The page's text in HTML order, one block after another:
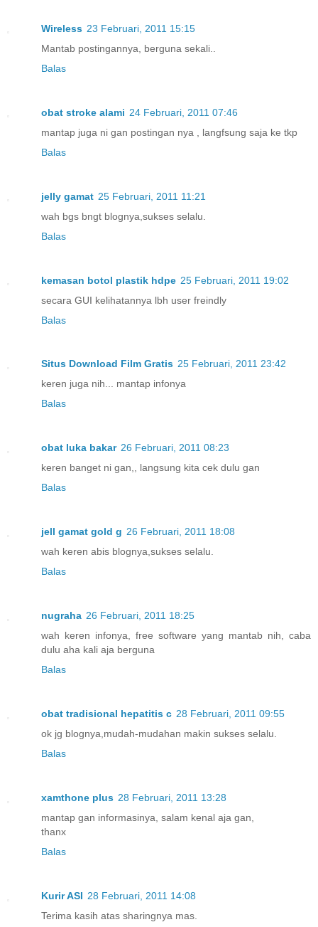
Wireless 23 Februari, 2011 15:15
Mantab postingannya, berguna sekali..
Balas
obat stroke alami 24 Februari, 2011 07:46
mantap juga ni gan postingan nya , langfsung saja ke tkp
Balas
jelly gamat 25 Februari, 2011 11:21
wah bgs bngt blognya,sukses selalu.
Balas
kemasan botol plastik hdpe 25 Februari, 2011 19:02
secara GUI kelihatannya lbh user freindly
Balas
Situs Download Film Gratis 25 Februari, 2011 23:42
keren juga nih... mantap infonya
Balas
obat luka bakar 26 Februari, 2011 08:23
keren banget ni gan,, langsung kita cek dulu gan
Balas
jell gamat gold g 26 Februari, 2011 18:08
wah keren abis blognya,sukses selalu.
Balas
nugraha 26 Februari, 2011 18:25
wah keren infonya, free software yang mantab nih, caba
dulu aha kali aja berguna
Balas
obat tradisional hepatitis c 28 Februari, 2011 09:55
ok jg blognya,mudah-mudahan makin sukses selalu.
Balas
xamthone plus 28 Februari, 2011 13:28
mantap gan informasinya, salam kenal aja gan,
thanx
Balas
Kurir ASI 28 Februari, 2011 14:08
Terima kasih atas sharingnya mas.